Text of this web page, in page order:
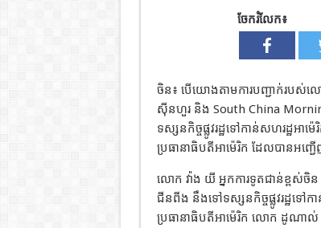
ចែករំលែក៖
ចិន៖ បើយោងតាមការបញ្ជាក់របស់លោ
ស៊ីនហួរ និង South China
ទស្សនកិច្ចផ្លូវរដ្ឋទៅកាន់សហរដ្ឋអ
ប្រធានាធិបតី​អាម៉េរិក​ ដែលបានអញ្ជ
លោក វ៉ាង យី អ្នកការទូតជាន់ខ្ពស់
ជីនពីង នឹងទៅទស្សនកិច្ចផ្លូវរដ្ឋទៅកា
ប្រធានាធិបតីអាម៉េរិក លោក ដូណាល់